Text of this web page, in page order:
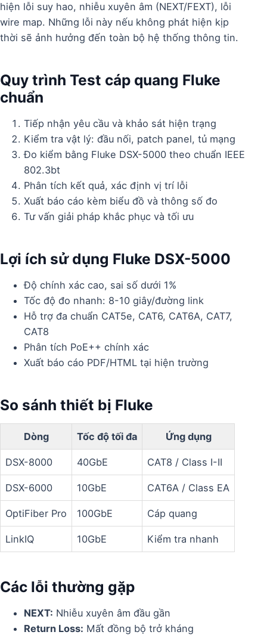
hiện lỗi suy hao, nhiễu xuyên âm (NEXT/FEXT), lỗi
wire map. Những lỗi này nếu không phát hiện kịp
thời sẽ ảnh hưởng đến toàn bộ hệ thống thông tin.
Quy trình Test cáp quang Fluke
chuẩn
Tiếp nhận yêu cầu và khảo sát hiện trạng
Kiểm tra vật lý: đầu nối, patch panel, tủ mạng
Đo kiểm bằng Fluke DSX-5000 theo chuẩn IEEE
802.3bt
Phân tích kết quả, xác định vị trí lỗi
Xuất báo cáo kèm biểu đồ và thông số đo
Tư vấn giải pháp khắc phục và tối ưu
Lợi ích sử dụng Fluke DSX-5000
Độ chính xác cao, sai số dưới 1%
Tốc độ đo nhanh: 8-10 giây/đường link
Hỗ trợ đa chuẩn CAT5e, CAT6, CAT6A, CAT7,
CAT8
Phân tích PoE++ chính xác
Xuất báo cáo PDF/HTML tại hiện trường
So sánh thiết bị Fluke
Dòng Tốc độ tối đa Ứng dụng
DSX-8000 40GbE CAT8 / Class I-II
DSX-6000 10GbE CAT6A / Class EA
OptiFiber Pro 100GbE Cáp quang
LinkIQ 10GbE Kiểm tra nhanh
Các lỗi thường gặp
NEXT: Nhiễu xuyên âm đầu gần
Return Loss: Mất đồng bộ trở kháng